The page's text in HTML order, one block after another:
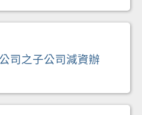
司之子公司減資辦